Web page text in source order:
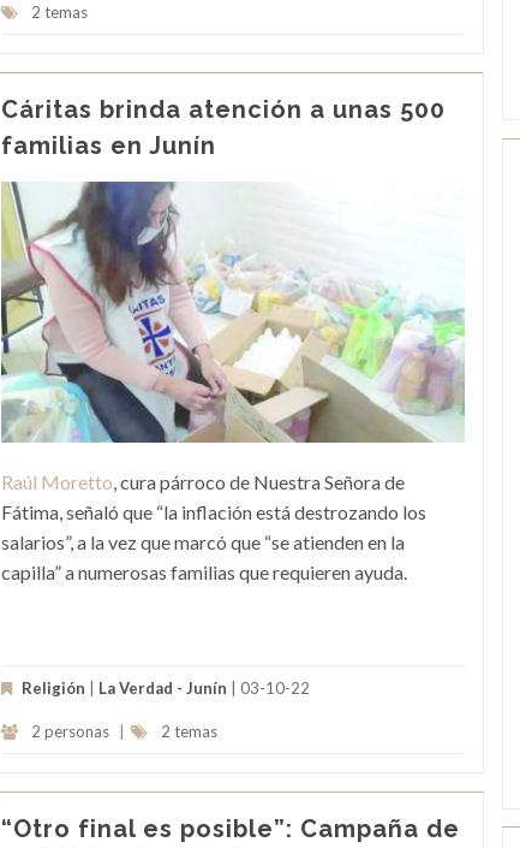
2 temas
Cáritas brinda atención a unas 500
familias en Junín
Raúl Moretto, cura párroco de Nuestra Señora de
Fátima, señaló que “la inflación está destrozando los
salarios”, a la vez que marcó que “se atienden en la
capilla” a numerosas familias que requieren ayuda.
Religión La Verdad - Junín | 03-10-22
2 personas 2 temas
“Otro final es posible”: Campaña de